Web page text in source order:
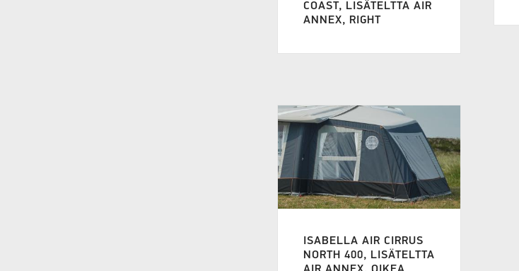
COAST, LISÄTELTTA AIR
ANNEX, RIGHT
ISABELLA AIR CIRRUS
NORTH 400, LISÄTELTTA